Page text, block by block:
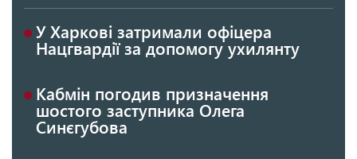
У Харкові затримали офіцера
Нацгвардії за допомогу ухилянту
Кабмін погодив призначення
шостого заступника Олега
Синєгубова